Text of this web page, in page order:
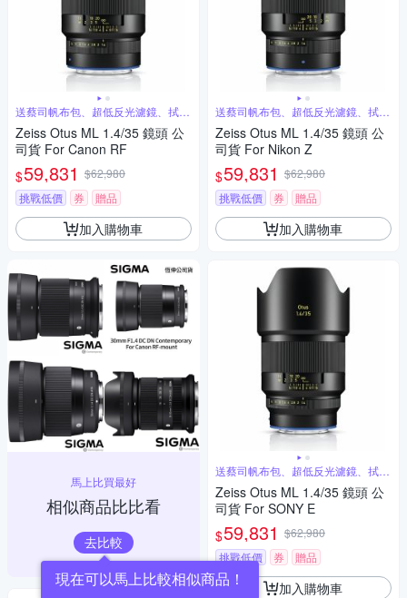
送蔡司帆布包、超低反光濾鏡、拭鏡
筆
Zeiss Otus ML 1.4/35 鏡頭 公
司貨 For Canon RF
$59,831 $62,980
挑戰低價
券 贈品
加入購物車
馬上比買最好
相似商品比比看
去比較
現在可以馬上比較相似商品！
送蔡司帆布包、超低反光濾鏡、拭鏡
筆
Zeiss Otus ML 1.4/35 鏡頭 公
司貨 For Nikon Z
$59,831 $62,980
挑戰低價
券 贈品
加入購物車
送蔡司帆布包、超低反光濾鏡、拭鏡
筆
Zeiss Otus ML 1.4/35 鏡頭 公
司貨 For SONY E
$59,831 $62,980
挑戰低價
券 贈品
加入購物車